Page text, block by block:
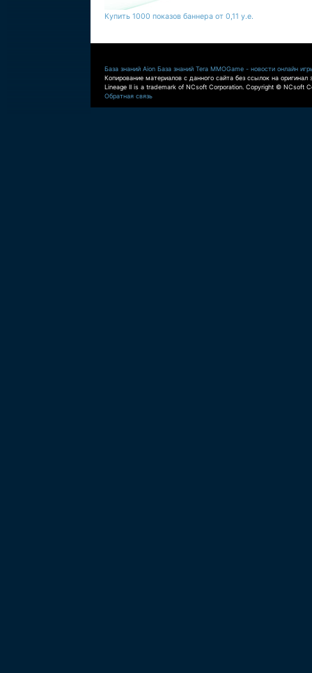
Купить 1000 показов баннера от 0,11 у.е.
База знаний Aion База знаний Tera MMOGame - новости онлайн
Копирование материалов с данного сайта без ссылок на оригинал
Lineage II is a trademark of NCsoft Corporation. Copyright © NCsoft
Обратная связь